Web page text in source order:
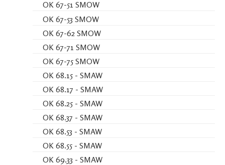
OK 67-51 SMOW
OK 67-53 SMOW
OK 67-62 SMOW
OK 67-71 SMOW
OK 67-75 SMOW
OK 68.15 - SMAW
OK 68.17 - SMAW
OK 68.25 - SMAW
OK 68.37 - SMAW
OK 68.53 - SMAW
OK 68.55 - SMAW
OK 69.33 - SMAW